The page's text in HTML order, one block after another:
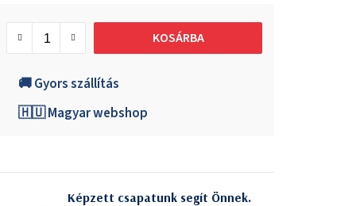
KOSÁRBA
🚚 Gyors szállítás
🇭🇺 Magyar webshop
Képzett csapatunk segít Önnek.